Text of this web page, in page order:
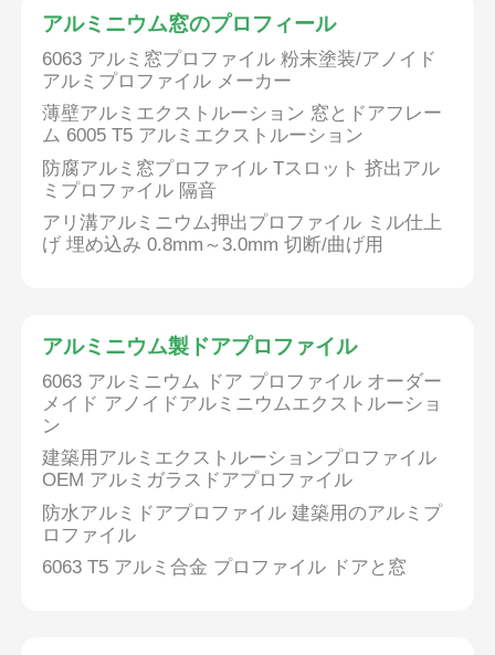
アルミニウム窓のプロフィール
6063 アルミ窓プロファイル 粉末塗装/アノイド
アルミプロファイル メーカー
薄壁アルミエクストルーション 窓とドアフレー
ム 6005 T5 アルミエクストルーション
防腐アルミ窓プロファイル Tスロット 挤出アル
ミプロファイル 隔音
アリ溝アルミニウム押出プロファイル ミル仕上
げ 埋め込み 0.8mm～3.0mm 切断/曲げ用
アルミニウム製ドアプロファイル
6063 アルミニウム ドア プロファイル オーダー
メイド アノイドアルミニウムエクストルーショ
ン
建築用アルミエクストルーションプロファイル
OEM アルミガラスドアプロファイル
防水アルミドアプロファイル 建築用のアルミプ
ロファイル
6063 T5 アルミ合金 プロファイル ドアと窓